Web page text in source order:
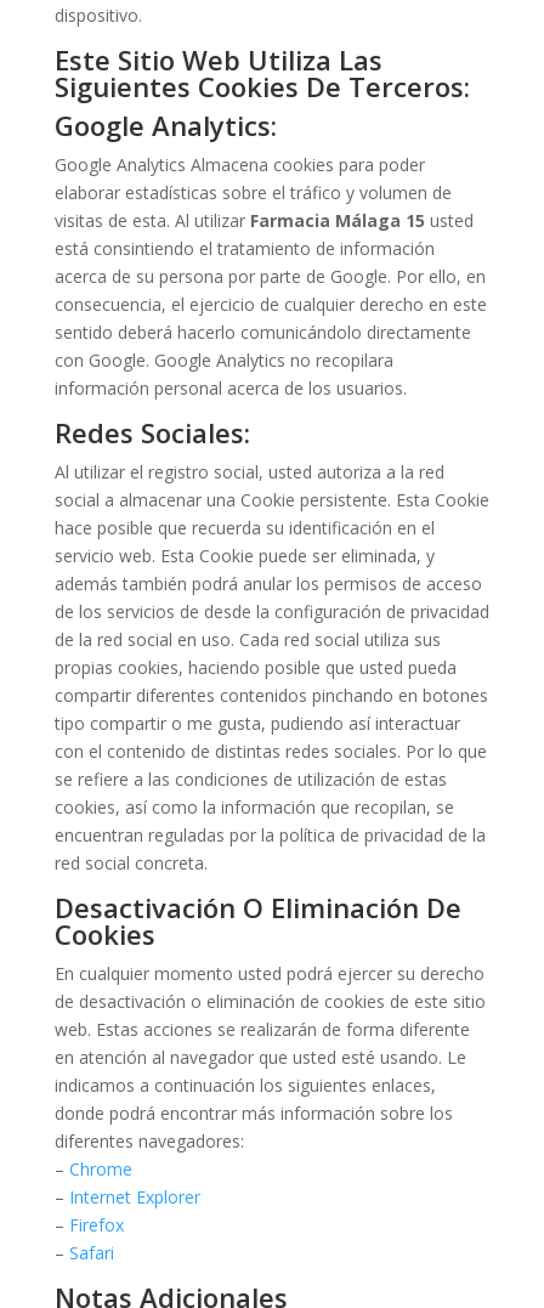
dispositivo.
Este Sitio Web Utiliza Las
Siguientes Cookies De Terceros:
Google Analytics:
Google Analytics Almacena cookies para poder
elaborar estadísticas sobre el tráfico y volumen de
visitas de esta. Al utilizar Farmacia Málaga 15 usted
está consintiendo el tratamiento de información
acerca de su persona por parte de Google. Por ello, en
consecuencia, el ejercicio de cualquier derecho en este
sentido deberá hacerlo comunicándolo directamente
con Google. Google Analytics no recopilara
información personal acerca de los usuarios.
Redes Sociales:
Al utilizar el registro social, usted autoriza a la red
social a almacenar una Cookie persistente. Esta Cookie
hace posible que recuerda su identificación en el
servicio web. Esta Cookie puede ser eliminada, y
además también podrá anular los permisos de acceso
de los servicios de desde la configuración de privacidad
de la red social en uso. Cada red social utiliza sus
propias cookies, haciendo posible que usted pueda
compartir diferentes contenidos pinchando en botones
tipo compartir o me gusta, pudiendo así interactuar
con el contenido de distintas redes sociales. Por lo que
se refiere a las condiciones de utilización de estas
cookies, así como la información que recopilan, se
encuentran reguladas por la política de privacidad de la
red social concreta.
Desactivación O Eliminación De
Cookies
En cualquier momento usted podrá ejercer su derecho
de desactivación o eliminación de cookies de este sitio
web. Estas acciones se realizarán de forma diferente
en atención al navegador que usted esté usando. Le
indicamos a continuación los siguientes enlaces,
donde podrá encontrar más información sobre los
diferentes navegadores:
– Chrome
– Internet Explorer
– Firefox
– Safari
Notas Adicionales